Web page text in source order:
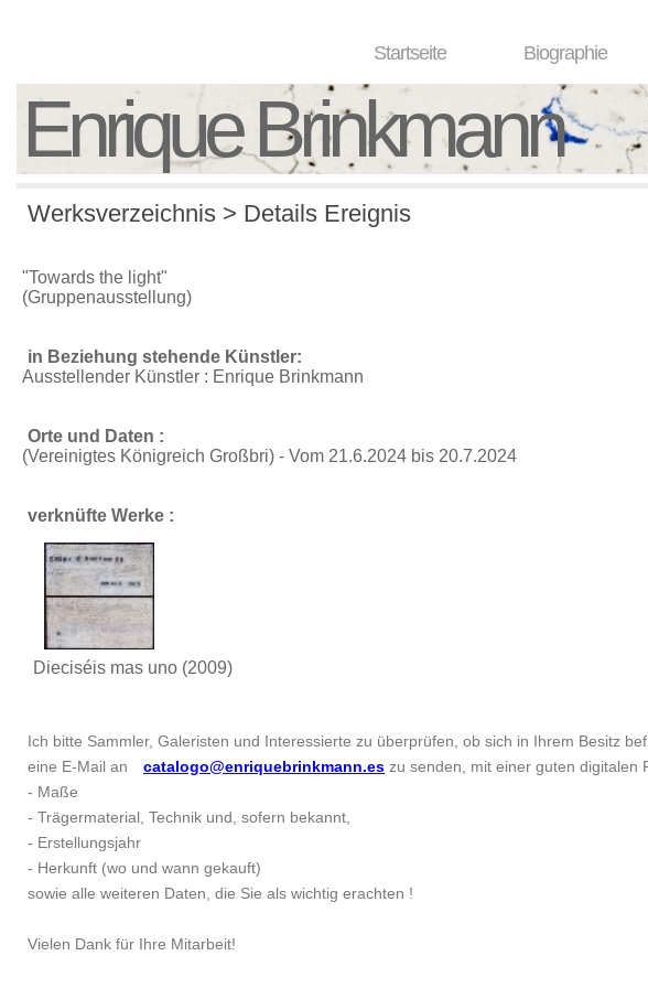
Startseite Biographie
Enrique Brinkmann
Werksverzeichnis > Details Ereignis
"Towards the light"
(Gruppenausstellung)
in Beziehung stehende Künstler:
Ausstellender Künstler : Enrique Brinkmann
Orte und Daten :
(Vereinigtes Königreich Großbri) - Vom 21.6.2024 bis 20.7.2024
verknüfte Werke :
Dieciséis mas uno (2009)
Ich bitte Sammler, Galeristen und Interessierte zu überprüfen, ob sich in Ihrem Besitz
eine E-Mail an
catalogo@enriquebrinkmann.es zu senden, mit einer guten digitalen
- Maße
- Trägermaterial, Technik und, sofern bekannt,
- Erstellungsjahr
- Herkunft (wo und wann gekauft)
sowie alle weiteren Daten, die Sie als wichtig erachten !
Vielen Dank für Ihre Mitarbeit!